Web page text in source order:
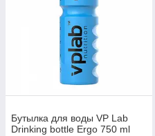
Бутылка для воды VP Lab
Drinking bottle Ergo 750 ml